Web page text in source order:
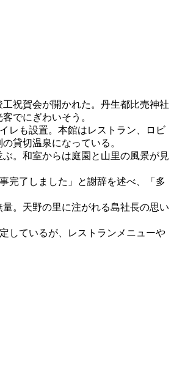
祝賀会が開かれた。丹生都比売神社
でにぎわいそう。
レも設置。本館はレストラン、ロビ
貸切温泉になっている。
。和室からは庭園と山里の風景が見
完了しました」と謝辞を述べ、「多
。天野の里に注がれる島社長の思い
しているが、レストランメニューや